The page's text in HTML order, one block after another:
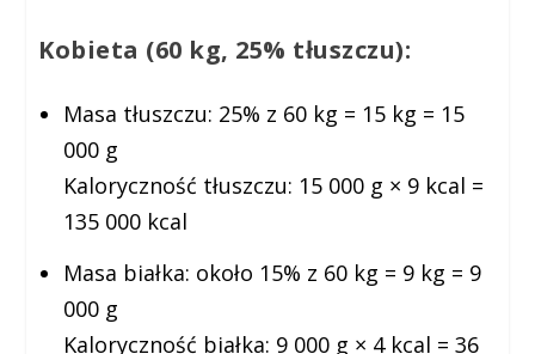
Kobieta (60 kg, 25% tłuszczu):
Masa tłuszczu: 25% z 60 kg = 15 kg = 15
000 g
Kaloryczność tłuszczu: 15 000 g × 9 kcal =
135 000 kcal
Masa białka: około 15% z 60 kg = 9 kg = 9
000 g
Kaloryczność białka: 9 000 g × 4 kcal = 36